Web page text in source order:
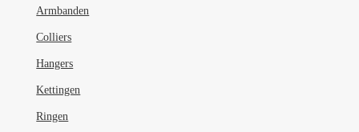
Armbanden
Colliers
Hangers
Kettingen
Ringen